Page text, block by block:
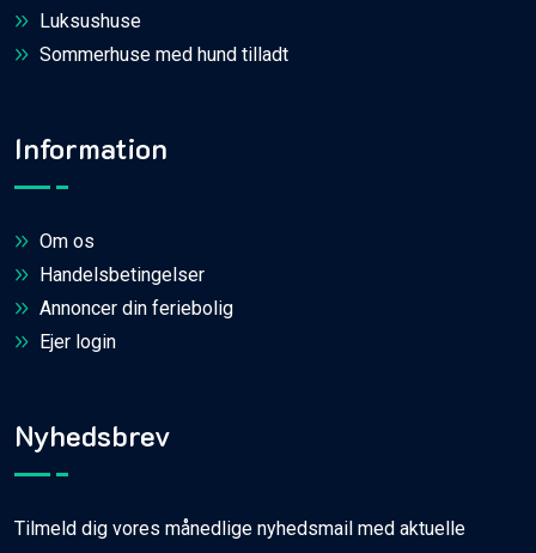
Luksushuse
Sommerhuse med hund tilladt
Information
Om os
Handelsbetingelser
Annoncer din feriebolig
Ejer login
Nyhedsbrev
Tilmeld dig vores månedlige nyhedsmail med aktuelle